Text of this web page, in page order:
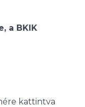
a BKIK
kattintva